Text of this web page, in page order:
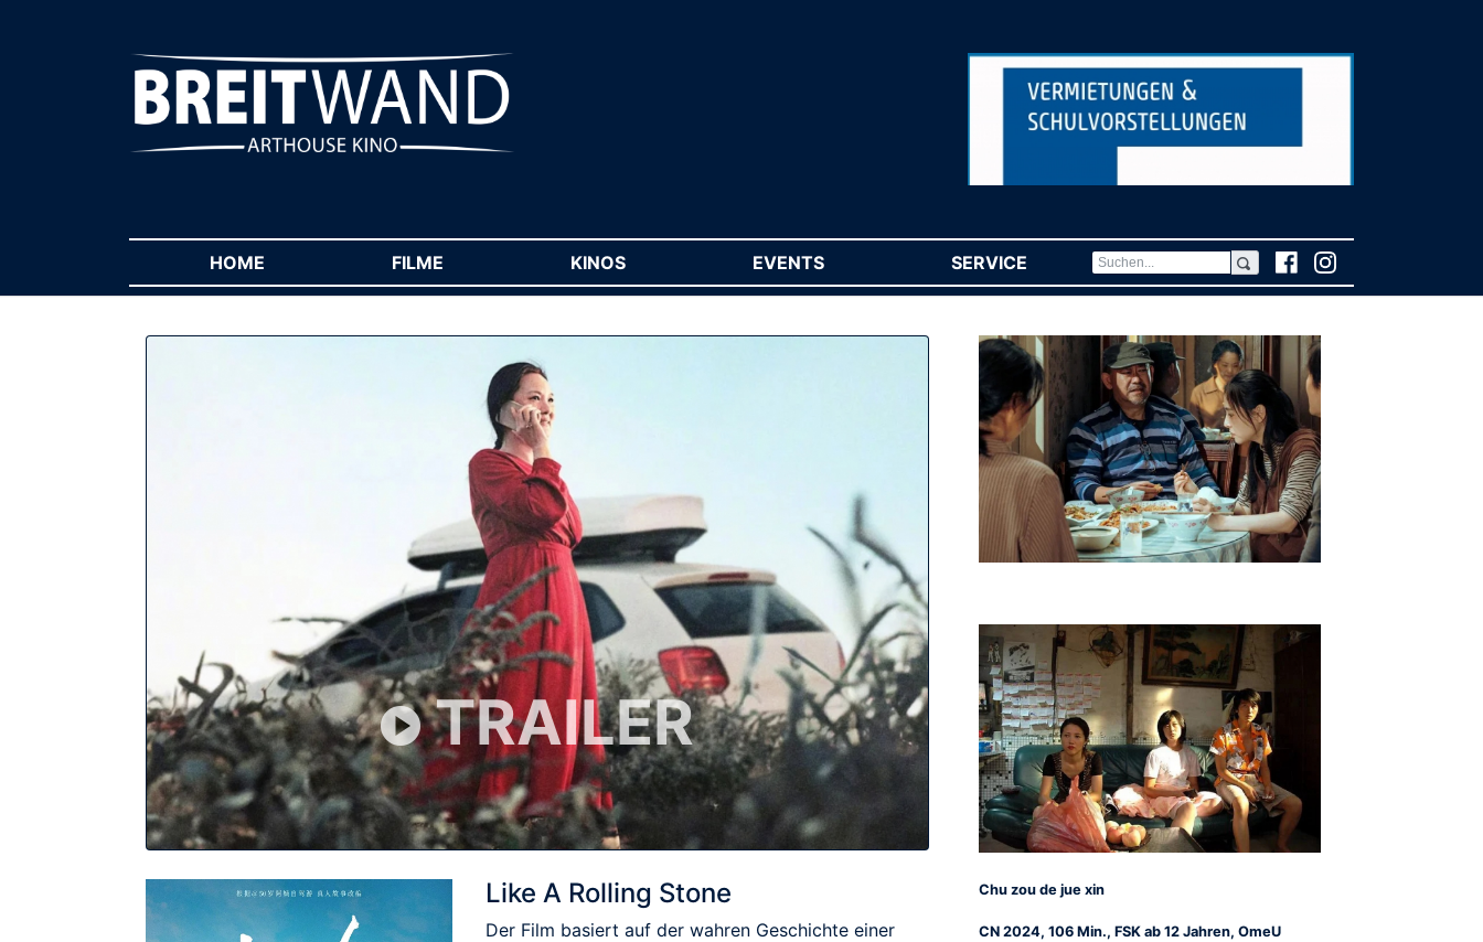
HOME FILME KINOS EVENTS SERVICE (CURRENT)
TRAILER
Like A Rolling Stone
Der Film basiert auf der wahren Geschichte einer
Chu zou de jue xin
CN 2024, 106 Min., FSK ab 12 Jahren, OmeU